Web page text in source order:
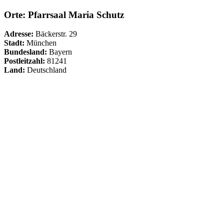
Orte: Pfarrsaal Maria Schutz
Adresse: Bäckerstr. 29
Stadt: München
Bundesland: Bayern
Postleitzahl: 81241
Land: Deutschland